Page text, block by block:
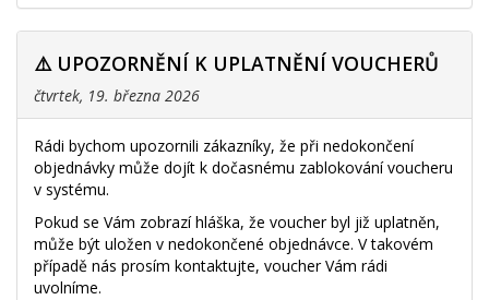
⚠️ UPOZORNĚNÍ K UPLATNĚNÍ VOUCHERŮ
čtvrtek, 19. března 2026
Rádi bychom upozornili zákazníky, že při nedokončení
objednávky může dojít k dočasnému zablokování voucheru
v systému.
Pokud se Vám zobrazí hláška, že voucher byl již uplatněn,
může být uložen v nedokončené objednávce. V takovém
případě nás prosím kontaktujte, voucher Vám rádi
uvolníme.